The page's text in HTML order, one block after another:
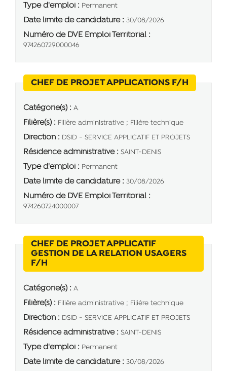
Type d'emploi : Permanent
Date limite de candidature : 30/08/2026
Numéro de DVE Emploi Territorial :
974260729000046
CHEF DE PROJET APPLICATIONS F/H
Catégorie(s) : A
Filière(s) : Filière administrative ; Filière technique
Direction : DSID - SERVICE APPLICATIF ET PROJETS
Résidence administrative : SAINT-DENIS
Type d'emploi : Permanent
Date limite de candidature : 30/08/2026
Numéro de DVE Emploi Territorial :
974260724000007
CHEF DE PROJET APPLICATIF
GESTION DE LA RELATION USAGERS
F/H
Catégorie(s) : A
Filière(s) : Filière administrative ; Filière technique
Direction : DSID - SERVICE APPLICATIF ET PROJETS
Résidence administrative : SAINT-DENIS
Type d'emploi : Permanent
Date limite de candidature : 30/08/2026